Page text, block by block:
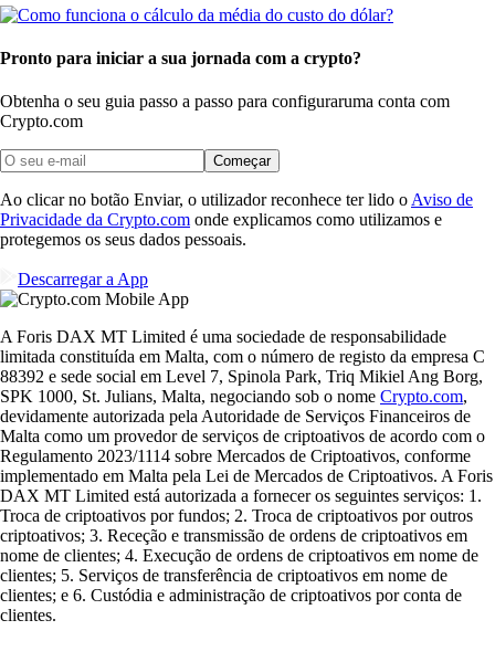
Pronto para iniciar a sua jornada com a crypto?
Obtenha o seu guia passo a passo para configuraruma conta com
Crypto.com
Começar
Ao clicar no botão Enviar, o utilizador reconhece ter lido o Aviso de
Privacidade da Crypto.com onde explicamos como utilizamos e
protegemos os seus dados pessoais.
Descarregar a App
A Foris DAX MT Limited é uma sociedade de responsabilidade
limitada constituída em Malta, com o número de registo da empresa C
88392 e sede social em Level 7, Spinola Park, Triq Mikiel Ang Borg,
SPK 1000, St. Julians, Malta, negociando sob o nome Crypto.com,
devidamente autorizada pela Autoridade de Serviços Financeiros de
Malta como um provedor de serviços de criptoativos de acordo com o
Regulamento 2023/1114 sobre Mercados de Criptoativos, conforme
implementado em Malta pela Lei de Mercados de Criptoativos. A Foris
DAX MT Limited está autorizada a fornecer os seguintes serviços: 1.
Troca de criptoativos por fundos; 2. Troca de criptoativos por outros
criptoativos; 3. Receção e transmissão de ordens de criptoativos em
nome de clientes; 4. Execução de ordens de criptoativos em nome de
clientes; 5. Serviços de transferência de criptoativos em nome de
clientes; e 6. Custódia e administração de criptoativos por conta de
clientes.